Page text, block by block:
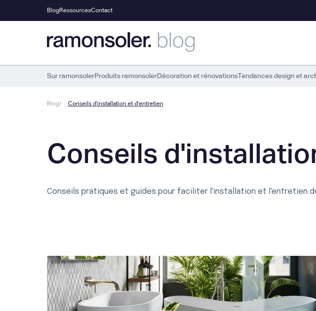
BlogRessourcesContact
Sur ramonsolerProduits ramonsolerDécoration et rénovationsTendances design et
Blog Conseils d'installation et d'entretien
Conseils
Conseils pratiques et guides pour faciliter l'installation et l'entretien